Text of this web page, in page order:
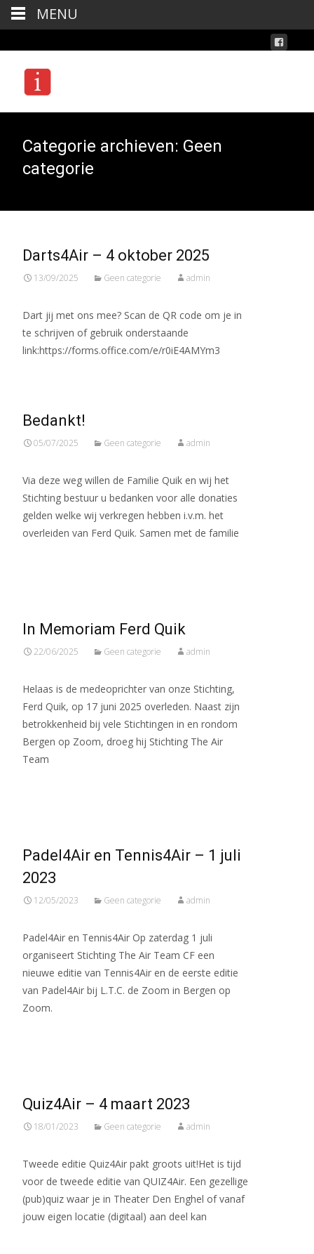
Categorie archieven: Geen
categorie
Darts4Air – 4 oktober 2025
13/09/2025 Geen categorie admin
Dart jij met ons mee? Scan de QR code om je in
te schrijven of gebruik onderstaande
link:https://forms.office.com/e/r0iE4AMYm3
Bedankt!
05/07/2025 Geen categorie admin
Via deze weg willen de Familie Quik en wij het
Stichting bestuur u bedanken voor alle donaties
gelden welke wij verkregen hebben i.v.m. het
overleiden van Ferd Quik. Samen met de familie
In Memoriam Ferd Quik
22/06/2025 Geen categorie admin
Helaas is de medeoprichter van onze Stichting,
Ferd Quik, op 17 juni 2025 overleden. Naast zijn
betrokkenheid bij vele Stichtingen in en rondom
Bergen op Zoom, droeg hij Stichting The Air
Team
Padel4Air en Tennis4Air – 1 juli
2023
12/05/2023 Geen categorie admin
Padel4Air en Tennis4Air Op zaterdag 1 juli
organiseert Stichting The Air Team CF een
nieuwe editie van Tennis4Air en de eerste editie
van Padel4Air bij L.T.C. de Zoom in Bergen op
Zoom.
Quiz4Air – 4 maart 2023
18/01/2023 Geen categorie admin
Tweede editie Quiz4Air pakt groots uit!Het is tijd
voor de tweede editie van QUIZ4Air. Een gezellige
(pub)quiz waar je in Theater Den Enghel of vanaf
jouw eigen locatie (digitaal) aan deel kan
MENU